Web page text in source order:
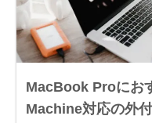
MacBook Proにお
Machine対応の外